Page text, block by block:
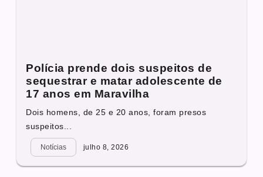
Polícia prende dois suspeitos de
sequestrar e matar adolescente de
17 anos em Maravilha
Dois homens, de 25 e 20 anos, foram presos
suspeitos...
Notícias julho 8, 2026